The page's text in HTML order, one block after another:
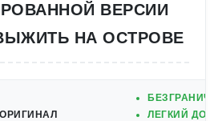
ВЕРСИИ
ВЫЖИТЬ НА ОСТРОВЕ
ОРИГИНАЛ
ЛЕГКИЙ